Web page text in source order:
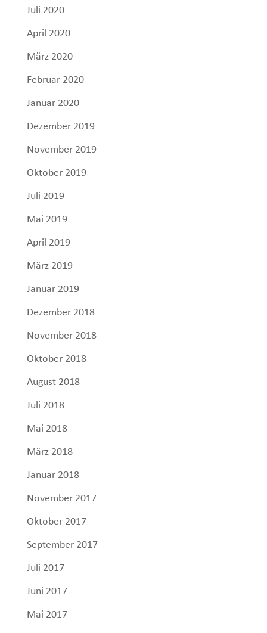
Juli 2020
April 2020
März 2020
Februar 2020
Januar 2020
Dezember 2019
November 2019
Oktober 2019
Juli 2019
Mai 2019
April 2019
März 2019
Januar 2019
Dezember 2018
November 2018
Oktober 2018
August 2018
Juli 2018
Mai 2018
März 2018
Januar 2018
November 2017
Oktober 2017
September 2017
Juli 2017
Juni 2017
Mai 2017